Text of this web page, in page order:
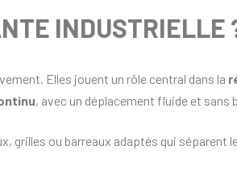
INDUSTRIELLE
Elles jouent un rôle central dans la
, avec un déplacement fluide et sans
grilles ou barreaux adaptés qui séparent